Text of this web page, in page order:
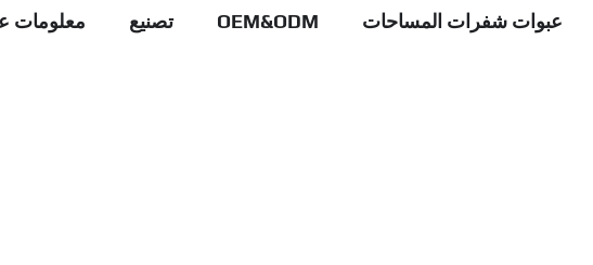
عبوات شفرات المساحات OEM&ODM تصنيع معلومات